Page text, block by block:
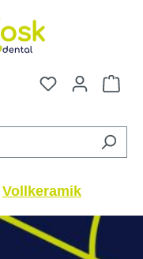
Du hast 0
Vollkeramik